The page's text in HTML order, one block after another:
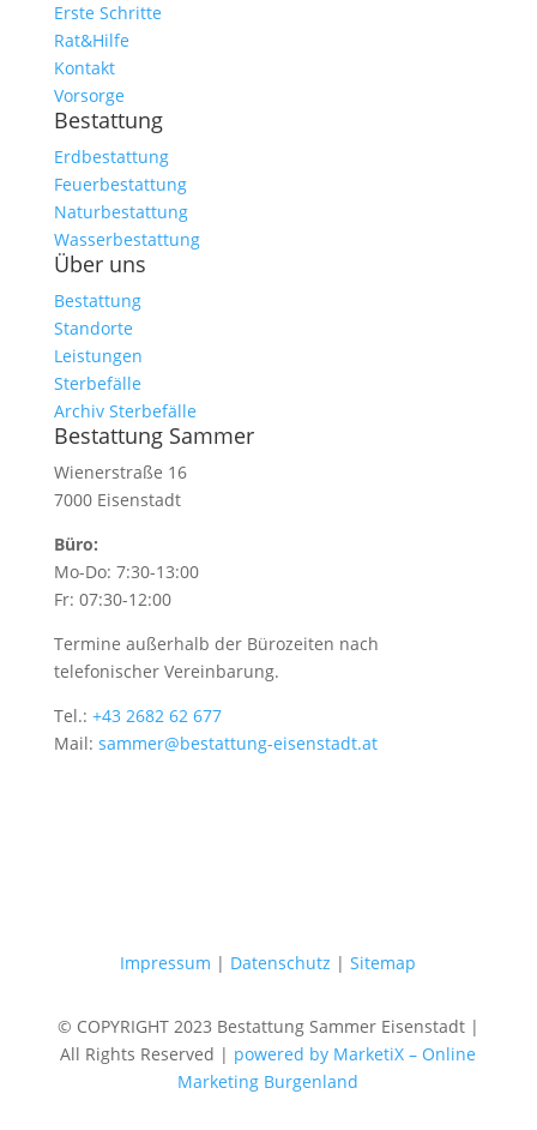
Erste Schritte
Rat&Hilfe
Kontakt
Vorsorge
Bestattung
Erdbestattung
Feuerbestattung
Naturbestattung
Wasserbestattung
Über uns
Bestattung
Standorte
Leistungen
Sterbefälle
Archiv Sterbefälle
Bestattung Sammer
Wienerstraße 16
7000 Eisenstadt
Büro:
Mo-Do: 7:30-13:00
Fr: 07:30-12:00
Termine außerhalb der Bürozeiten nach
telefonischer Vereinbarung.
Tel.: +43 2682 62 677
Mail: sammer@bestattung-eisenstadt.at
Impressum | Datenschutz |Sitemap
© COPYRIGHT 2023 Bestattung Sammer Eisenstadt |
All Rights Reserved | powered by MarketiX – Online
Marketing Burgenland